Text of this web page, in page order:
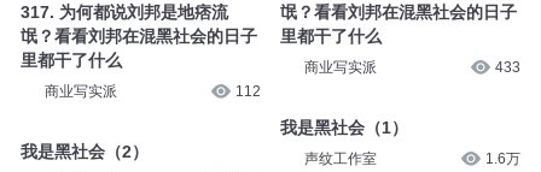
317. 为何都说刘邦是地痞流
氓？看看刘邦在混黑社会的日子
里都干了什么
商业写实派 112
我是黑社会（2）
氓？看看刘邦在混黑社会的日子
里都干了什么
商业写实派 433
我是黑社会（1）
声纹工作室 1.6万